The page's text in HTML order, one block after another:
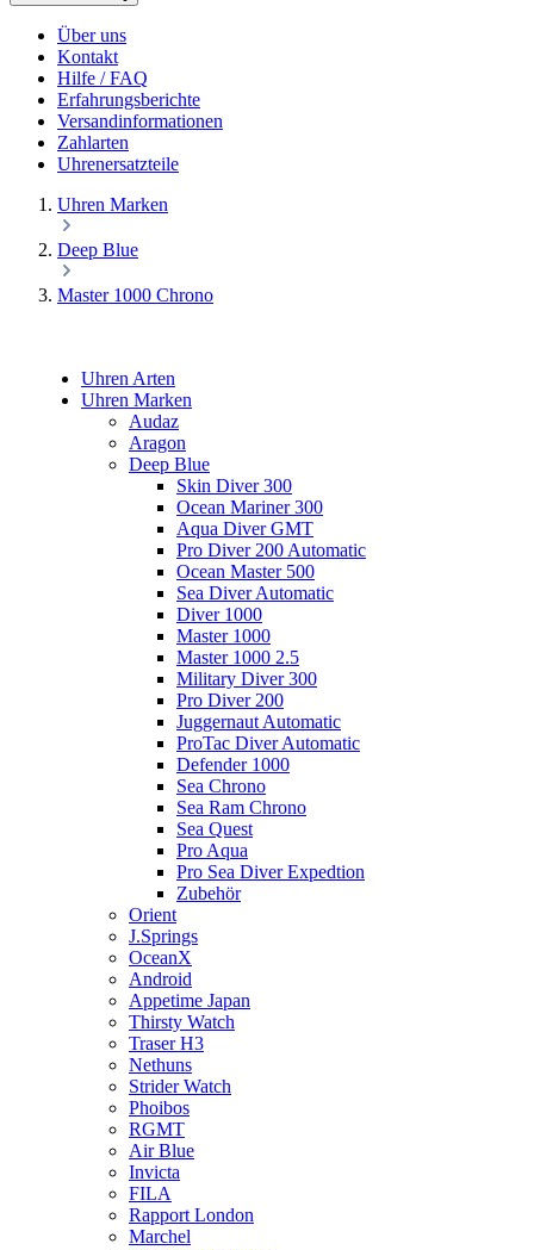
Über uns
Kontakt
Hilfe / FAQ
Erfahrungsberichte
Versandinformationen
Zahlarten
Uhrenersatzteile
Uhren Marken
Deep Blue
Master 1000 Chrono
Uhren Arten
Uhren Marken
Audaz
Aragon
Deep Blue
Skin Diver 300
Ocean Mariner 300
Aqua Diver GMT
Pro Diver 200 Automatic
Ocean Master 500
Sea Diver Automatic
Diver 1000
Master 1000
Master 1000 2.5
Military Diver 300
Pro Diver 200
Juggernaut Automatic
ProTac Diver Automatic
Defender 1000
Sea Chrono
Sea Ram Chrono
Sea Quest
Pro Aqua
Pro Sea Diver Expedtion
Zubehör
Orient
J.Springs
OceanX
Android
Appetime Japan
Thirsty Watch
Traser H3
Nethuns
Strider Watch
Phoibos
RGMT
Air Blue
Invicta
FILA
Rapport London
Marchel